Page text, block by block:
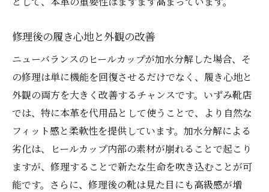
修理後の履き心地と外観の改善
ニューバランスのヒールカップが加水分解した場合、そ
の修理は単に機能を回復させるだけでなく、履き心地と
外観の両方を大きく改善するチャンスです。いずみ靴店
では、特に本革を代用品として使うことで、より自然な
フィット感と柔軟性を提供しています。加水分解による
劣化は、ヒールカップ内部の素材が崩れることで起こり
ますが、修理することで新たな生命を吹き込むことが可
能です。さらに、修理後の靴は見た目にも高級感が増